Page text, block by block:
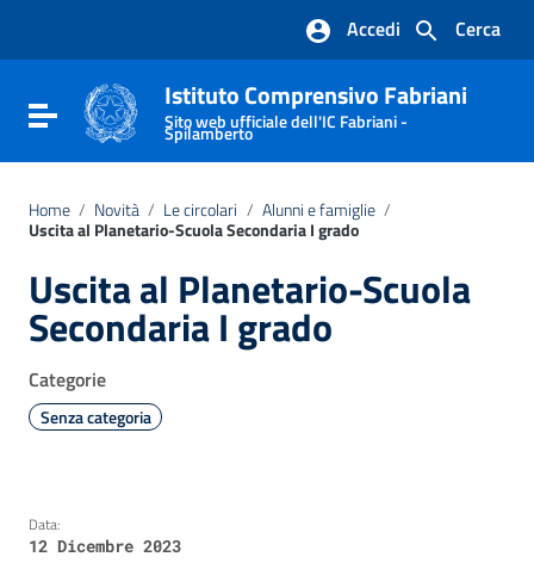
Vai al footer
Cerca
Accedi
Attiva / disattiva la navigazione
Istituto Comprensivo Fabriani
Sito web ufficiale dell'IC Fabriani -
Spilamberto
Home / Novità / Le circolari / Alunni e famiglie /
Uscita al Planetario-Scuola Secondaria I grado
Uscita al Planetario-Scuola
Secondaria I grado
Categorie
Senza categoria
Data:
12 Dicembre 2023